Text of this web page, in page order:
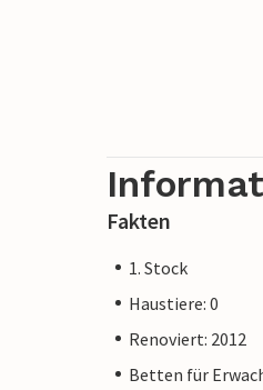
Fakten
1. Stock
Haustiere: 0
Renoviert: 2012
Betten für